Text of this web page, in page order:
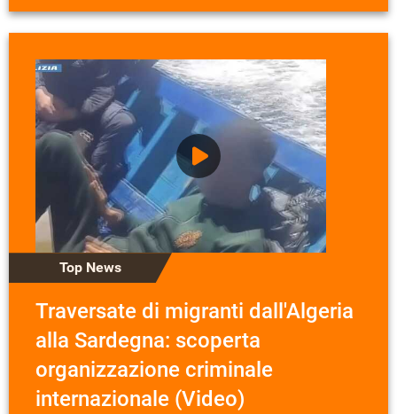
Top News
Traversate di migranti dall'Algeria
alla Sardegna: scoperta
organizzazione criminale
internazionale (Video)